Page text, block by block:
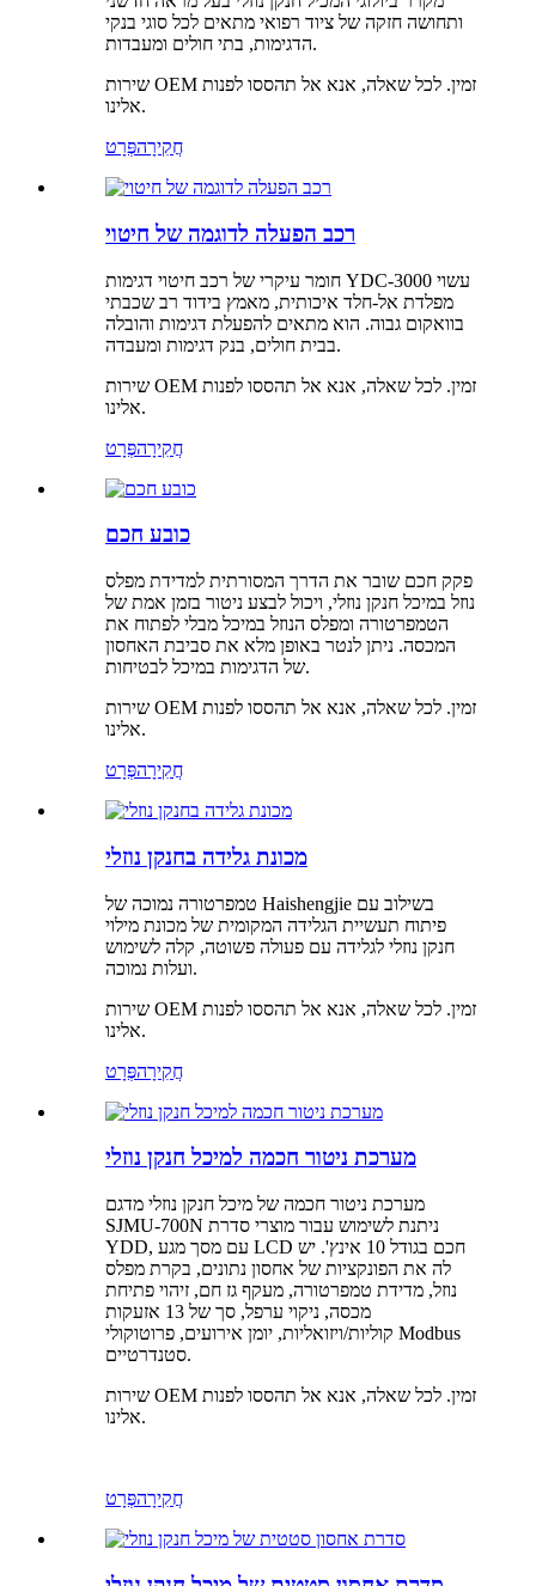
ותחושה חזקה של ציוד רפואי מתאים לכל סוגי בנקי
הדגימות, בתי חולים ומעבדות.
שירות OEM זמין. לכל שאלה, אנא אל תהססו לפנות
אלינו.
חֲקִירָהפְּרָט
רכב הפעלה לדוגמה של חיטוי
חומר עיקרי של רכב חיטוי דגימות YDC-3000 עשוי
מפלדת אל-חלד איכותית, מאמץ בידוד רב שכבתי
בוואקום גבוה. הוא מתאים להפעלת דגימות והובלה
בבית חולים, בנק דגימות ומעבדה.
שירות OEM זמין. לכל שאלה, אנא אל תהססו לפנות
אלינו.
חֲקִירָהפְּרָט
כובע חכם
פקק חכם שובר את הדרך המסורתית למדידת מפלס
נוזל במיכל חנקן נוזלי, ויכול לבצע ניטור בזמן אמת של
הטמפרטורה ומפלס הנוזל במיכל מבלי לפתוח את
המכסה. ניתן לנטר באופן מלא את סביבת האחסון
של הדגימות במיכל לבטיחות.
שירות OEM זמין. לכל שאלה, אנא אל תהססו לפנות
אלינו.
חֲקִירָהפְּרָט
מכונת גלידה בחנקן נוזלי
טמפרטורה נמוכה של Haishengjie בשילוב עם
פיתוח תעשיית הגלידה המקומית של מכונת מילוי
חנקן נוזלי לגלידה עם פעולה פשוטה, קלה לשימוש
ועלות נמוכה.
שירות OEM זמין. לכל שאלה, אנא אל תהססו לפנות
אלינו.
חֲקִירָהפְּרָט
מערכת ניטור חכמה למיכל חנקן נוזלי
מערכת ניטור חכמה של מיכל חנקן נוזלי מדגם
SJMU-700N ניתנת לשימוש עבור מוצרי סדרת
YDD, עם מסך מגע LCD חכם בגודל 10 אינץ'. יש
לה את הפונקציות של אחסון נתונים, בקרת מפלס
נוזל, מדידת טמפרטורה, מעקף גז חם, זיהוי פתיחת
מכסה, ניקוי ערפל, סך של 13 אזעקות
קוליות/ויזואליות, יומן אירועים, פרוטוקולי Modbus
סטנדרטיים.
שירות OEM זמין. לכל שאלה, אנא אל תהססו לפנות
אלינו.
חֲקִירָהפְּרָט